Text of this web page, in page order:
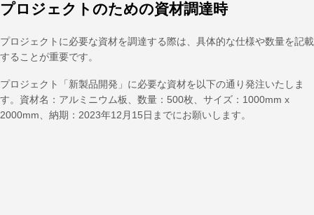
プロジェクトのための資材調達時
プロジェクトに必要な資材を調達する際は、具体的な仕様や数量を記載
することが重要です。
プロジェクト「新製品開発」に必要な資材を以下の通り発注いたしま
す。資材名：アルミニウム板、数量：500枚、サイズ：1000mm x
2000mm、納期：2023年12月15日までにお願いします。